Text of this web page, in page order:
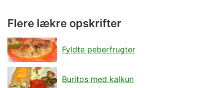
Flere lækre opskrifter
Fyldte peberfrugter
Buritos med kalkun